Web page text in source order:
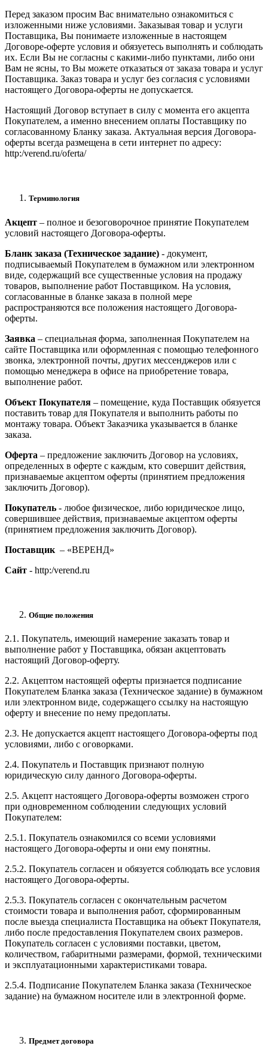
Перед заказом просим Вас внимательно ознакомиться с
изложенными ниже условиями. Заказывая товар и услуги
Поставщика, Вы понимаете изложенные в настоящем
Договоре-оферте условия и обязуетесь выполнять и соблюдать
их. Если Вы не согласны с какими-либо пунктами, либо они
Вам не ясны, то Вы можете отказаться от заказа товара и услуг
Поставщика. Заказ товара и услуг без согласия с условиями
настоящего Договора-оферты не допускается.
Настоящий Договор вступает в силу с момента его акцепта
Покупателем, а именно внесением оплаты Поставщику по
согласованному Бланку заказа. Актуальная версия Договора-
оферты всегда размещена в сети интернет по адресу:
http:/verend.ru/oferta/
Терминология
Акцепт – полное и безоговорочное принятие Покупателем
условий настоящего Договора-оферты.
Бланк заказа (Техническое задание) - документ,
подписываемый Покупателем в бумажном или электронном
виде, содержащий все существенные условия на продажу
товаров, выполнение работ Поставщиком. На условия,
согласованные в бланке заказа в полной мере
распространяются все положения настоящего Договора-
оферты.
Заявка – специальная форма, заполненная Покупателем на
сайте Поставщика или оформленная с помощью телефонного
звонка, электронной почты, других мессенджеров или с
помощью менеджера в офисе на приобретение товара,
выполнение работ.
Объект Покупателя – помещение, куда Поставщик обязуется
поставить товар для Покупателя и выполнить работы по
монтажу товара. Объект Заказчика указывается в бланке
заказа.
Оферта – предложение заключить Договор на условиях,
определенных в оферте с каждым, кто совершит действия,
признаваемые акцептом оферты (принятием предложения
заключить Договор).
Покупатель - любое физическое, либо юридическое лицо,
совершившее действия, признаваемые акцептом оферты
(принятием предложения заключить Договор).
Поставщик – «ВЕРЕНД»
Сайт - http:/verend.ru
Общие положения
2.1. Покупатель, имеющий намерение заказать товар и
выполнение работ у Поставщика, обязан акцептовать
настоящий Договор-оферту.
2.2. Акцептом настоящей оферты признается подписание
Покупателем Бланка заказа (Техническое задание) в бумажном
или электронном виде, содержащего ссылку на настоящую
оферту и внесение по нему предоплаты.
2.3. Не допускается акцепт настоящего Договора-оферты под
условиями, либо с оговорками.
2.4. Покупатель и Поставщик признают полную
юридическую силу данного Договора-оферты.
2.5. Акцепт настоящего Договора-оферты возможен строго
при одновременном соблюдении следующих условий
Покупателем:
2.5.1. Покупатель ознакомился со всеми условиями
настоящего Договора-оферты и они ему понятны.
2.5.2. Покупатель согласен и обязуется соблюдать все условия
настоящего Договора-оферты.
2.5.3. Покупатель согласен с окончательным расчетом
стоимости товара и выполнения работ, сформированным
после выезда специалиста Поставщика на объект Покупателя,
либо после предоставления Покупателем своих размеров.
Покупатель согласен с условиями поставки, цветом,
количеством, габаритными размерами, формой, техническими
и эксплуатационными характеристиками товара.
2.5.4. Подписание Покупателем Бланка заказа (Техническое
задание) на бумажном носителе или в электронной форме.
Предмет договора